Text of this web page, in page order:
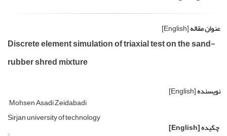
عنوان مقاله[English]
Discrete element simulation of triaxial test on the sand-
rubber shred mixture
نویسنده[English]
Mohsen Asadi Zeidabadi
Sirjan university of technology
چکیده[English]